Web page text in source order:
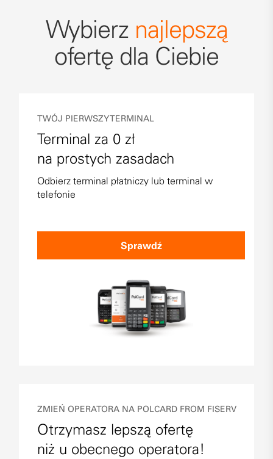
Wybierz najlepszą
ofertę dla Ciebie
TWÓJ PIERWSZY TERMINAL
Terminal za 0 zł
na prostych zasadach
Odbierz terminal płatniczy lub terminal w
telefonie
Sprawdź
ZMIEŃ OPERATORA NA POLCARD FROM FISERV
Otrzymasz lepszą ofertę
niż u obecnego operatora!